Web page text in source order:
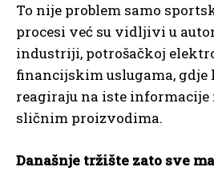
To nije problem samo
procesi već su vidljivi u
industriji, potrošačkoj
financijskim uslugama, gdje
reagiraju na iste
sličnim proizvodima.
Današnje tržište zato sve